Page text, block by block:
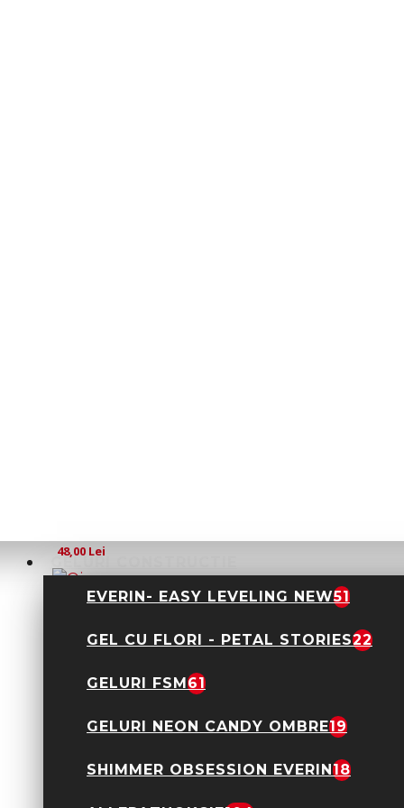
GELURI CONSTRUCTIE
EVERIN- EASY LEVELING NEW51
GEL CU FLORI - PETAL STORIES22
GELURI FSM61
GELURI NEON CANDY OMBRE19
SHIMMER OBSESSION EVERIN18
48,00 Lei
DNKa 12ml- Ultra
White